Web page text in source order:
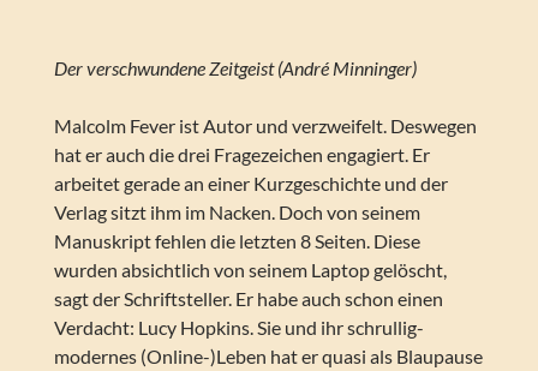
Der verschwundene Zeitgeist (André Minninger)
Malcolm Fever ist Autor und verzweifelt. Deswegen
hat er auch die drei Fragezeichen engagiert. Er
arbeitet gerade an einer Kurzgeschichte und der
Verlag sitzt ihm im Nacken. Doch von seinem
Manuskript fehlen die letzten 8 Seiten. Diese
wurden absichtlich von seinem Laptop gelöscht,
sagt der Schriftsteller. Er habe auch schon einen
Verdacht: Lucy Hopkins. Sie und ihr schrullig-
modernes (Online-)Leben hat er quasi als Blaupause